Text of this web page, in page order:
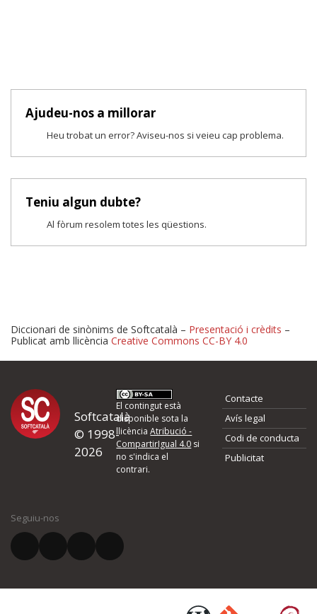
Ajudeu-nos a millorar
Heu trobat un error? Aviseu-nos si veieu cap problema.
Teniu algun dubte?
Al fòrum resolem totes les qüestions.
Proposeu-nos millores o
d'errors
Si heu trobat un error o voleu proposar alguna millora, ompliu els
quina és la millora que proposeu o l'error del qual voleu informar-
El vostre correu electrònic *
Diccionari de sinònims de Softcatalà – Presentació i crèdits –
Publicat amb llicència Creative Commons CC-BY 4.0
Softcatalà
© 1998-
2026
El contingut està
disponible sota la
llicènciaAtribució -
CompartirIgual 4.0 si
no s'indica el
contrari.
Contacte
Avís legal
Codi de conducta
Publicitat
Seguiu-nos